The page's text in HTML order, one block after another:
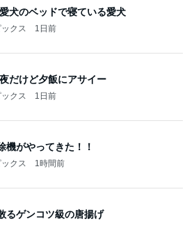
犬のベッドで寝ている愛犬
クス 1日前
だけど夕飯にアサイー
クス 1日前
機がやってきた！！
クス 1時間前
るゲンコツ級の唐揚げ